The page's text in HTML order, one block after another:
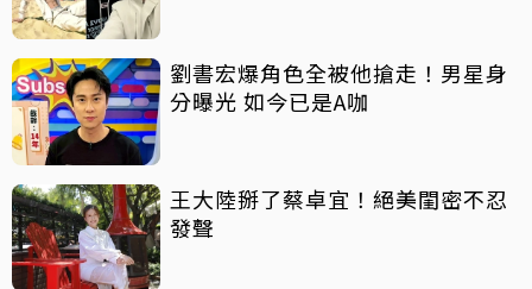
劉書宏爆角色全被他搶走！男星身
分曝光 如今已是A咖
王大陸掰了蔡卓宜！絕美閨密不忍
發聲